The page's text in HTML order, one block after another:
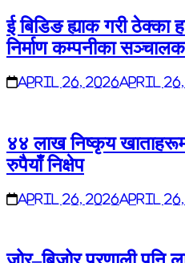
ई बिडिङ ह्याक गरी
निर्माण कम्पनीका
April 26, 2026April 26,
४४ लाख निष्कृय
रुपैयाँ निक्षेप
April 26, 2026April 26,